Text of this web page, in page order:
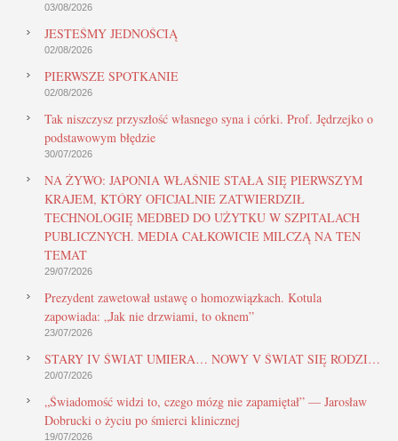
03/08/2026
JESTEŚMY JEDNOŚCIĄ
02/08/2026
PIERWSZE SPOTKANIE
02/08/2026
Tak niszczysz przyszłość własnego syna i córki. Prof. Jędrzejko o
podstawowym błędzie
30/07/2026
NA ŻYWO: JAPONIA WŁAŚNIE STAŁA SIĘ PIERWSZYM
KRAJEM, KTÓRY OFICJALNIE ZATWIERDZIŁ
TECHNOLOGIĘ MEDBED DO UŻYTKU W SZPITALACH
PUBLICZNYCH. MEDIA CAŁKOWICIE MILCZĄ NA TEN
TEMAT
29/07/2026
Prezydent zawetował ustawę o homozwiązkach. Kotula
zapowiada: „Jak nie drzwiami, to oknem”
23/07/2026
STARY IV ŚWIAT UMIERA… NOWY V ŚWIAT SIĘ RODZI…
20/07/2026
„Świadomość widzi to, czego mózg nie zapamiętał” — Jarosław
Dobrucki o życiu po śmierci klinicznej
19/07/2026